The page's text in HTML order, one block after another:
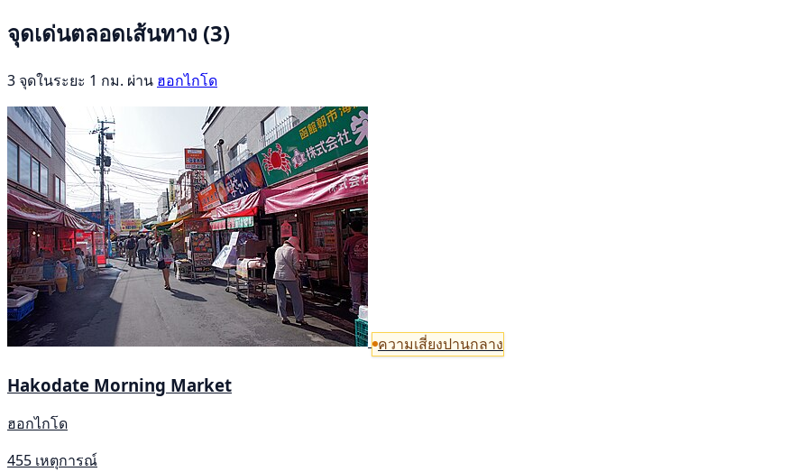
จุดเด่นตลอดเส้นทาง (3)
3 จุดในระยะ 1 กม. ผ่าน ฮอกไกโด
ความเสี่ยงปานกลาง
Hakodate Morning Market
ฮอกไกโด
455 เหตุการณ์